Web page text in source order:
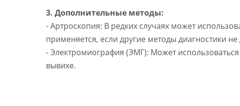
3. Дополнительные методы:
- Артроскопия: В редких случаях может
применяется, если другие методы диагностики не
- Электромиография (ЭМГ): Может
вывихе.